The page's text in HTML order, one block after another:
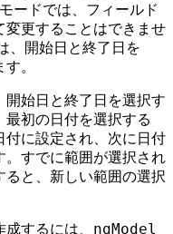
ードでは、フィールド
変更することはできませ
、開始日と終了日を
。
開始日と終了日を選択す
最初の日付を選択する
付に設定され、次に日付
。すでに範囲が選択され
と、新しい範囲の選択
するには、 ngModel